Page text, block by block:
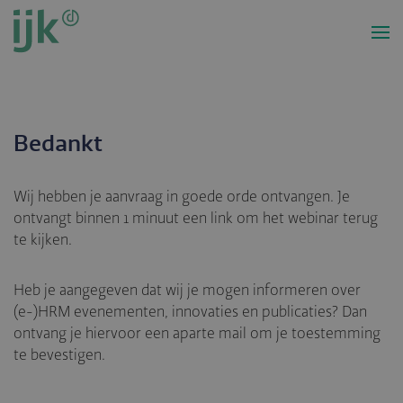
Overslaan
naar
Bedankt
Wij hebben je aanvraag in goede orde ontvangen. Je
ontvangt binnen 1 minuut een link om het webinar terug
te kijken.
Heb je aangegeven dat wij je mogen informeren over
(e-)HRM evenementen, innovaties en publicaties? Dan
ontvang je hiervoor een aparte mail om je toestemming
te bevestigen.